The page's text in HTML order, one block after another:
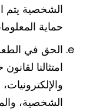
الشخصية يتم
حماية
الحق في
امتثالنا
الشخصية،